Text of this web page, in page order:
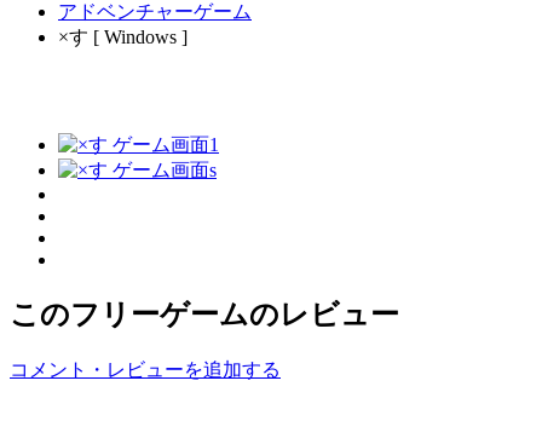
アドベンチャーゲーム
×す [ Windows ]
このフリーゲームのレビュー
コメント・レビューを追加する